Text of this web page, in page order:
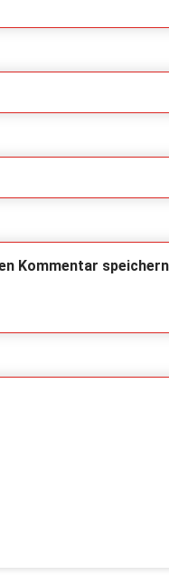
Kommentar